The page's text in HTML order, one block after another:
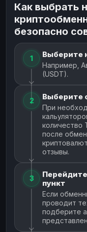
Как выбрать
безопасно
1 Выберите
Например,
(USDT).
2 Выберите
При
количество
после
отзывы.
3
пункт
Если
проводит
подберите